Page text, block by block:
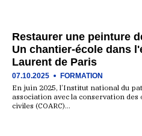
Restaurer une peinture
Un chantier-école dans
Laurent de Paris
07.10.2025 FORMATION
En juin 2025, l’Institut national du
association avec la conservation
civiles (COARC)…